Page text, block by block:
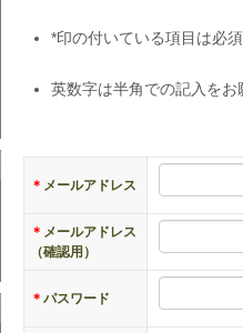
*印の付いている項目は必
英数字は半角での記入をお
＊ メールアドレス
＊ メールアドレス
（確認用）
＊パスワード